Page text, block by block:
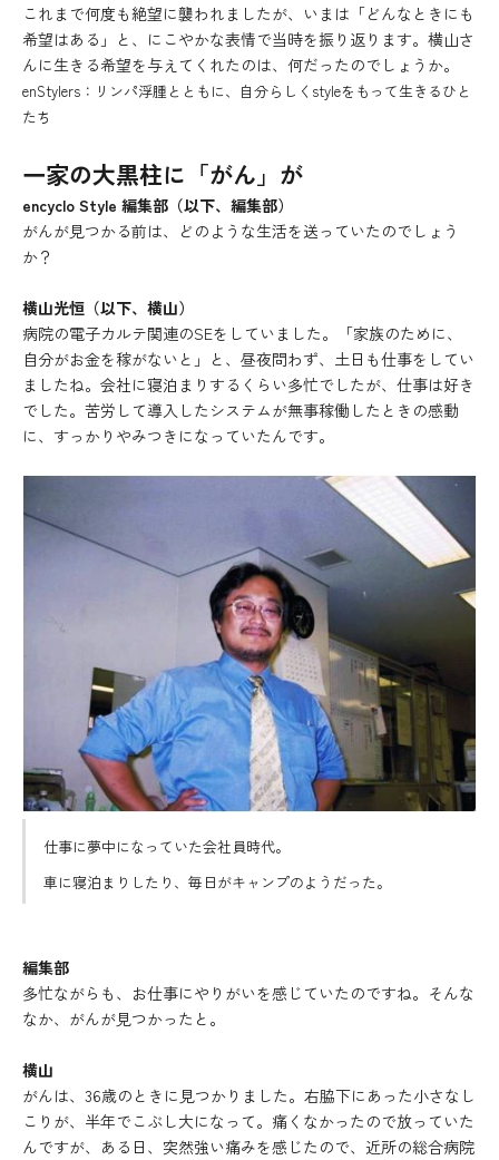
これまで何度も絶望に襲われましたが、いまは「どんなときにも
希望はある」と、にこやかな表情で当時を振り返ります。横山さ
んに生きる希望を与えてくれたのは、何だったのでしょうか。
enStylers：リンパ浮腫とともに、自分らしくstyleをもって生きるひと
たち
一家の大黒柱に「がん」が
encyclo Style 編集部（以下、編集部）
がんが見つかる前は、どのような生活を送っていたのでしょう
か？
横山光恒（以下、横山）
病院の電子カルテ関連のSEをしていました。「家族のために、
自分がお金を稼がないと」と、昼夜問わず、土日も仕事をしてい
ましたね。会社に寝泊まりするくらい多忙でしたが、仕事は好き
でした。苦労して導入したシステムが無事稼働したときの感動
に、すっかりやみつきになっていたんです。
仕事に夢中になっていた会社員時代。
車に寝泊まりしたり、毎日がキャンプのようだった。
編集部
多忙ながらも、お仕事にやりがいを感じていたのですね。そんな
なか、がんが見つかったと。
横山
がんは、36歳のときに見つかりました。右脇下にあった小さなし
こりが、半年でこぶし大になって。痛くなかったので放っていた
んですが、ある日、突然強い痛みを感じたので、近所の総合病院